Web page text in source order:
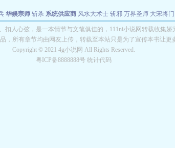
华娱宗师 斩杀 系统供应商 风水大术士 斩邪 万界圣师 大宋将门
全职武神 位面复制大师 华娱特效大亨 原始大厨王 怪物聊天群
长别打脸
扣人心弦，是一本情节与文笔俱佳的，111ni小说网转载收集娇
，所有章节均由网友上传，转载至本站只是为了宣传本书让更
Copyright © 2021 4g小说网 All Rights Reserved.
粤ICP备8888888号 统计代码